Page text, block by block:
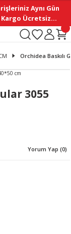
Aynı Gün
Kargo Ücretsiz...
Orchidea Baskılı
3055
Yorum Yap (0)